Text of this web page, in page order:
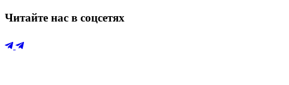
Читайте нас в соцсетях